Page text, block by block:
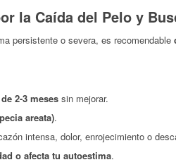
la Caída del Pelo y
persistente o severa, es recomendable
2-3 meses sin mejorar.
areata).
intensa, dolor, enrojecimiento o
o afecta tu autoestima.